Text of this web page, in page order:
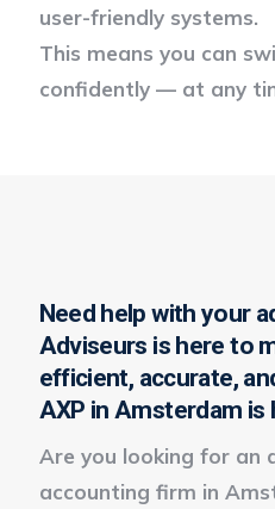
user-friendly systems.
This means you can
confidently — at any
Need help with your
Adviseurs is here to
efficient, accurate,
AXP in Amsterdam is
Are you looking for an
accounting firm in